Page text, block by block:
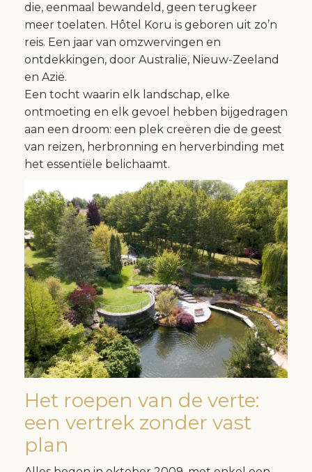
die, eenmaal bewandeld, geen terugkeer
meer toelaten. Hôtel Koru is geboren uit zo’n
reis. Een jaar van omzwervingen en
ontdekkingen, door Australië, Nieuw-Zeeland
en Azië.
Een tocht waarin elk landschap, elke
ontmoeting en elk gevoel hebben bijgedragen
aan een droom: een plek creëren die de geest
van reizen, herbronning en herverbinding met
het essentiële belichaamt.
Het roepen van de verte:
een vertrek zonder vast
plan